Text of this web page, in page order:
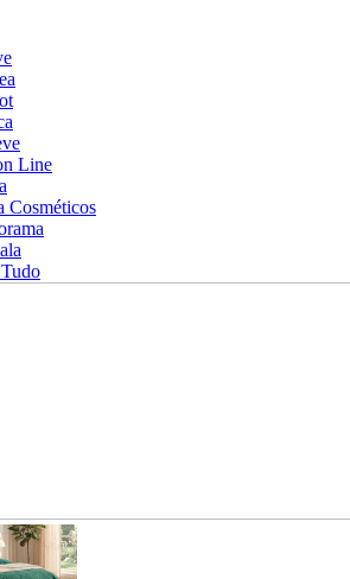
Line
Cosméticos